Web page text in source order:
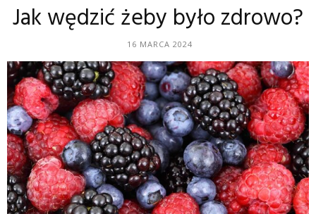
Jak wędzić żeby było zdrowo?
16 MARCA 2024